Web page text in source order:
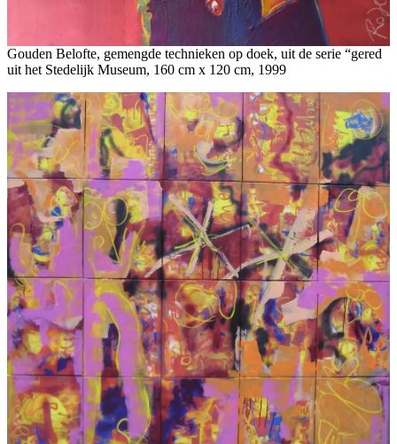
Gouden Belofte, gemengde technieken op doek, uit de serie “gered
uit het Stedelijk Museum, 160 cm x 120 cm, 1999